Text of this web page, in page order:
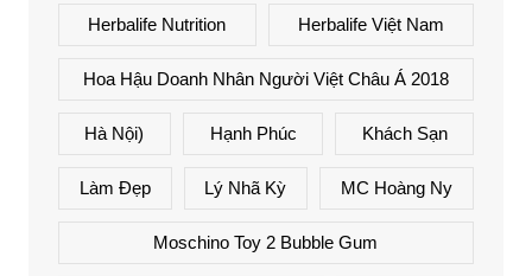
Herbalife Nutrition Herbalife Việt Nam
Hoa Hậu Doanh Nhân Người Việt Châu Á 2018
Hà Nội) Hạnh Phúc Khách Sạn
Làm Đẹp Lý Nhã Kỳ MC Hoàng Ny
Moschino Toy 2 Bubble Gum